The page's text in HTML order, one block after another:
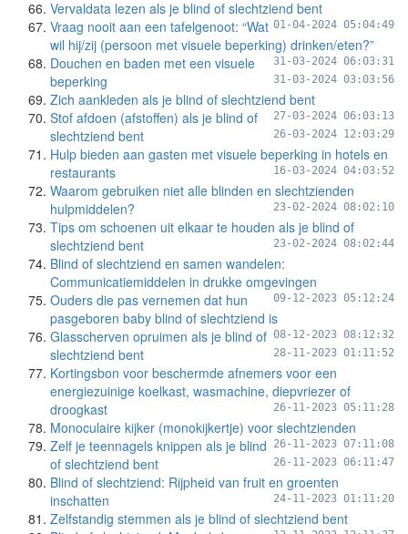
Vervaldata lezen als je blind of slechtziend bent
01-04-2024 05:04:49
Vraag nooit aan een tafelgenoot: “Wat
wil hij/zij (persoon met visuele beperking) drinken/eten?”
31-03-2024 06:03:31
Douchen en baden met een visuele
beperking
31-03-2024 03:03:56
Zich aankleden als je blind of slechtziend bent
27-03-2024 06:03:13
Stof afdoen (afstoffen) als je blind of
slechtziend bent
26-03-2024 12:03:29
Hulp bieden aan gasten met visuele beperking in hotels en
restaurants
16-03-2024 04:03:52
Waarom gebruiken niet alle blinden en slechtzienden
hulpmiddelen?
23-02-2024 08:02:10
Tips om schoenen uit elkaar te houden als je blind of
slechtziend bent
23-02-2024 08:02:44
Blind of slechtziend en samen wandelen:
Communicatiemiddelen in drukke omgevingen
09-12-2023 05:12:24
Ouders die pas vernemen dat hun
pasgeboren baby blind of slechtziend is
08-12-2023 08:12:32
Glasscherven opruimen als je blind of
slechtziend bent
28-11-2023 01:11:52
Kortingsbon voor beschermde afnemers voor een
energiezuinige koelkast, wasmachine, diepvriezer of
droogkast
26-11-2023 05:11:28
Monoculaire kijker (monokijkertje) voor slechtzienden
26-11-2023 07:11:08
Zelf je teennagels knippen als je blind
of slechtziend bent
26-11-2023 06:11:47
Blind of slechtziend: Rijpheid van fruit en groenten
inschatten
24-11-2023 01:11:20
Zelfstandig stemmen als je blind of slechtziend bent